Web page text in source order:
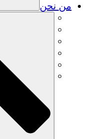
من نحن
فريق
فريق
الشركاء
الوظائف
البيانات المالية
Resources